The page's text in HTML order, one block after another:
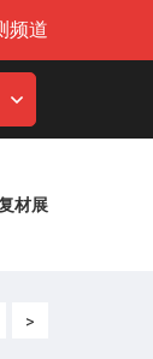
频道
材展
>